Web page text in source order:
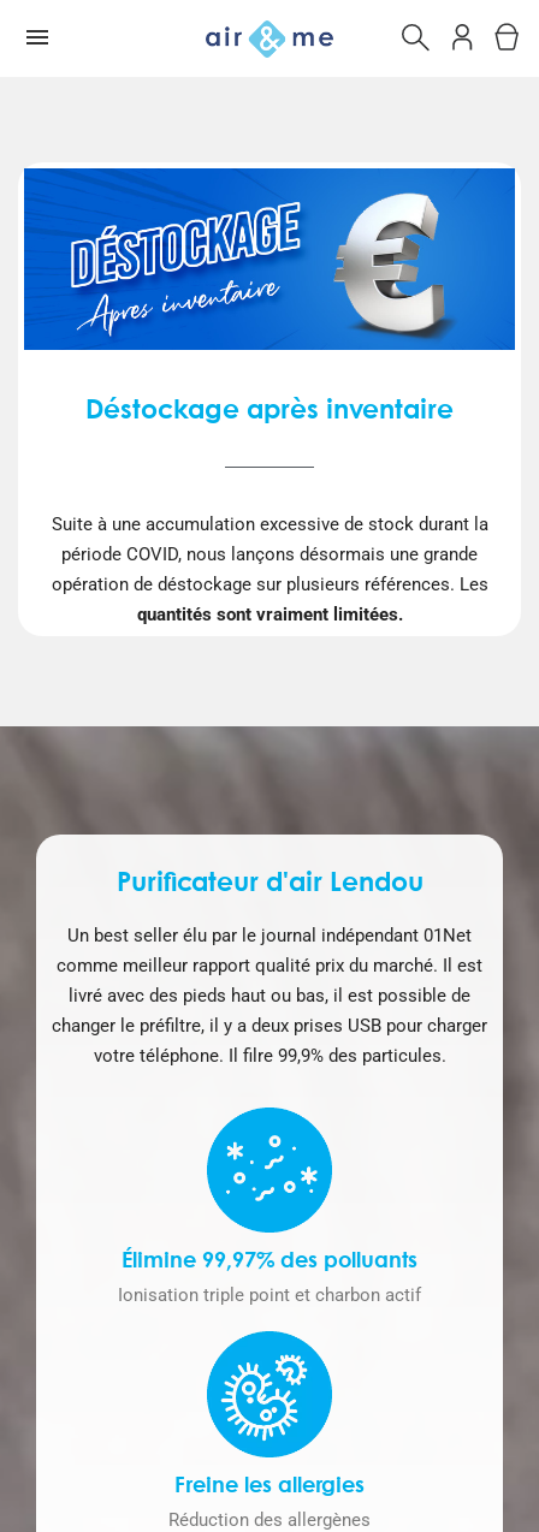
Déstockage après inventaire
Suite à une accumulation excessive de stock durant la
période COVID, nous lançons désormais une grande
opération de déstockage sur plusieurs références. Les
quantités sont vraiment limitées.
Purificateur d'air Lendou
Un best seller élu par le journal indépendant 01Net
comme meilleur rapport qualité prix du marché. Il est
livré avec des pieds haut ou bas, il est possible de
changer le préfiltre, il y a deux prises USB pour charger
votre téléphone. Il filre 99,9% des particules.
Élimine 99,97% des polluants
Ionisation triple point et charbon actif​
Freine les allergies
Réduction des allergènes